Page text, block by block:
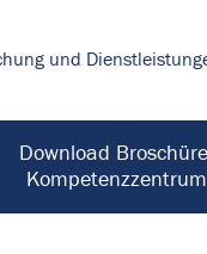
und
Download Broschüre
Kompetenzzentrum